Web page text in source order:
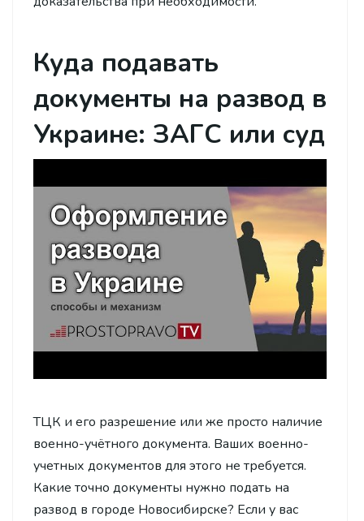
Куда подавать
документы на развод в
Украине: ЗАГС или суд
ТЦК и его разрешение или же просто наличие
военно-учётного документа. Ваших военно-
учетных документов для этого не требуется.
Какие точно документы нужно подать на
развод в городе Новосибирске? Если у вас